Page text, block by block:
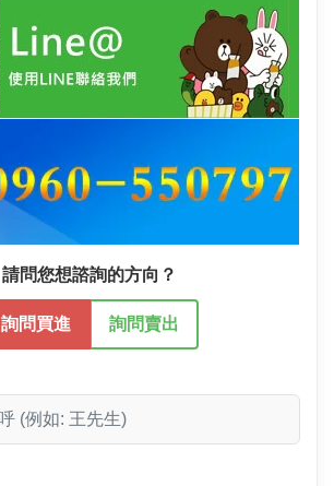
請問您想諮詢的方向？
詢問買進 詢問賣出